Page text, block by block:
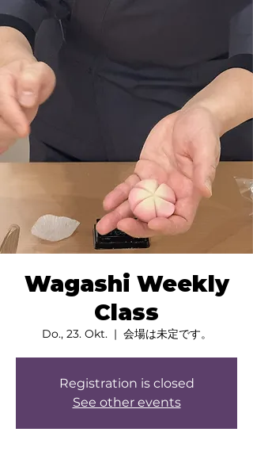
Wagashi Weekly
Class
Do., 23. Okt.
  |
会場は未定です。
Registration is closed
See other events